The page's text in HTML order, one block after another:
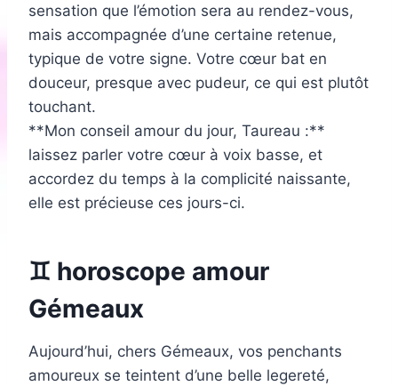
sensation que l’émotion sera au rendez-vous,
mais accompagnée d’une certaine retenue,
typique de votre signe. Votre cœur bat en
douceur, presque avec pudeur, ce qui est plutôt
touchant.
**Mon conseil amour du jour, Taureau :**
laissez parler votre cœur à voix basse, et
accordez du temps à la complicité naissante,
elle est précieuse ces jours-ci.
♊ horoscope amour
Gémeaux
Aujourd’hui, chers Gémeaux, vos penchants
amoureux se teintent d’une belle legereté,